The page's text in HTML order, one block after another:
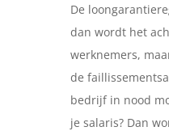
De
dan wordt het
werknemers,
de
bedrijf in nood
je salaris? Dan